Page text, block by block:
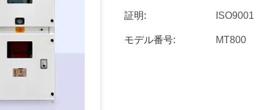
証明: ISO9001
モデル番号: MT800